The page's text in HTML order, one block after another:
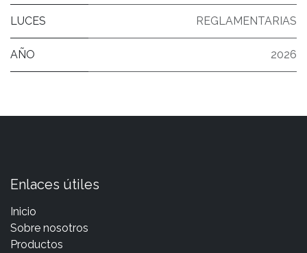
LUCES REGLAMENTARIAS
AÑO 2026
Enlaces útiles
Inicio
Sobre nosotros
Productos